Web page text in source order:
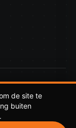
·Algemene
de site te
buiten
.